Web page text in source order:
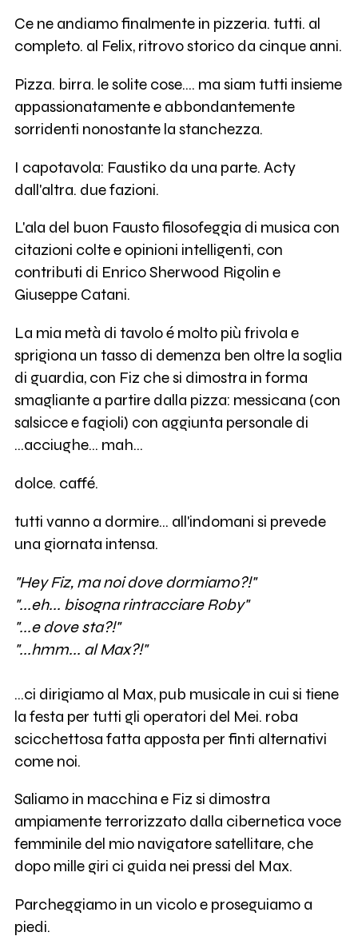
Ce ne andiamo finalmente in pizzeria. tutti. al
completo. al Felix, ritrovo storico da cinque anni.
Pizza. birra. le solite cose.... ma siam tutti insieme
appassionatamente e abbondantemente
sorridenti nonostante la stanchezza.
I capotavola: Faustiko da una parte. Acty
dall'altra. due fazioni.
L'ala del buon Fausto filosofeggia di musica con
citazioni colte e opinioni intelligenti, con
contributi di Enrico Sherwood Rigolin e
Giuseppe Catani.
La mia metà di tavolo é molto più frivola e
sprigiona un tasso di demenza ben oltre la soglia
di guardia, con Fiz che si dimostra in forma
smagliante a partire dalla pizza: messicana (con
salsicce e fagioli) con aggiunta personale di
...acciughe... mah...
dolce. caffé.
tutti vanno a dormire... all'indomani si prevede
una giornata intensa.
"Hey Fiz, ma noi dove dormiamo?!"
"...eh... bisogna rintracciare Roby"
"...e dove sta?!"
"...hmm... al Max?!"
...ci dirigiamo al Max, pub musicale in cui si tiene
la festa per tutti gli operatori del Mei. roba
scicchettosa fatta apposta per finti alternativi
come noi.
Saliamo in macchina e Fiz si dimostra
ampiamente terrorizzato dalla cibernetica voce
femminile del mio navigatore satellitare, che
dopo mille giri ci guida nei pressi del Max.
Parcheggiamo in un vicolo e proseguiamo a
piedi.